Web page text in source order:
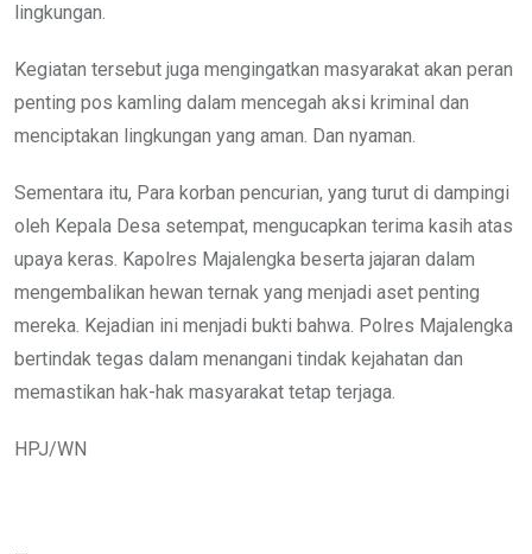
lingkungan.
Kegiatan tersebut juga mengingatkan masyarakat akan peran
penting pos kamling dalam mencegah aksi kriminal dan
menciptakan lingkungan yang aman. Dan nyaman.
Sementara itu, Para korban pencurian, yang turut di dampingi
oleh Kepala Desa setempat, mengucapkan terima kasih atas
upaya keras. Kapolres Majalengka beserta jajaran dalam
mengembalikan hewan ternak yang menjadi aset penting
mereka. Kejadian ini menjadi bukti bahwa. Polres Majalengka
bertindak tegas dalam menangani tindak kejahatan dan
memastikan hak-hak masyarakat tetap terjaga.
HPJ/WN